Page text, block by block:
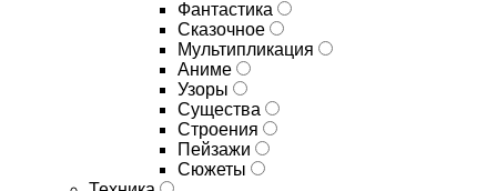
Фантастика
Сказочное
Мультипликация
Аниме
Узоры
Существа
Строения
Пейзажи
Сюжеты